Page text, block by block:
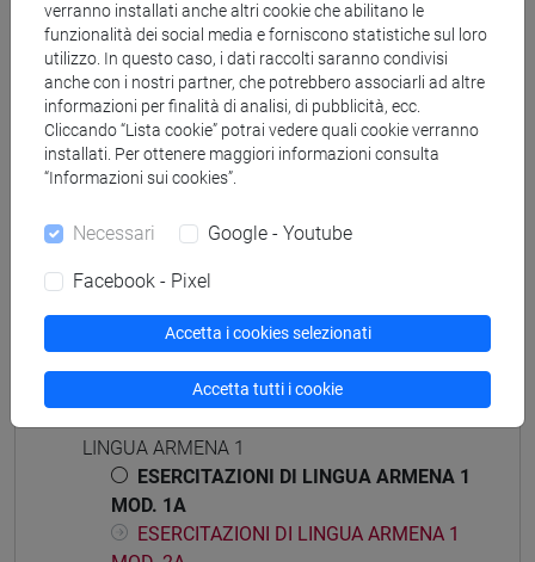
[LT40] LINGUE, CULTURE E SOCIETÀ DELL'ASIA
E DELL'AFRICA MEDITERRANEA - Laurea
/ giappone corea vicino e medio oriente
ESERCITAZIONI DI LINGUA ARMENA 1 MOD.
1A [LT005E]
Struttura generale dell'insegnamento
LINGUA ARMENA 1
ESERCITAZIONI DI LINGUA ARMENA 1
MOD. 1A
ESERCITAZIONI DI LINGUA ARMENA 1
verranno installati anche altri cookie che abilitano le
funzionalità dei social media e forniscono statistiche sul loro
utilizzo. In questo caso, i dati raccolti saranno condivisi
anche con i nostri partner, che potrebbero associarli ad altre
informazioni per finalità di analisi, di pubblicità, ecc.
Cliccando “Lista cookie” potrai vedere quali cookie verranno
installati. Per ottenere maggiori informazioni consulta
“Informazioni sui cookies”.
Necessari Google - Youtube
Facebook - Pixel
Accetta i cookies selezionati
Accetta tutti i cookie